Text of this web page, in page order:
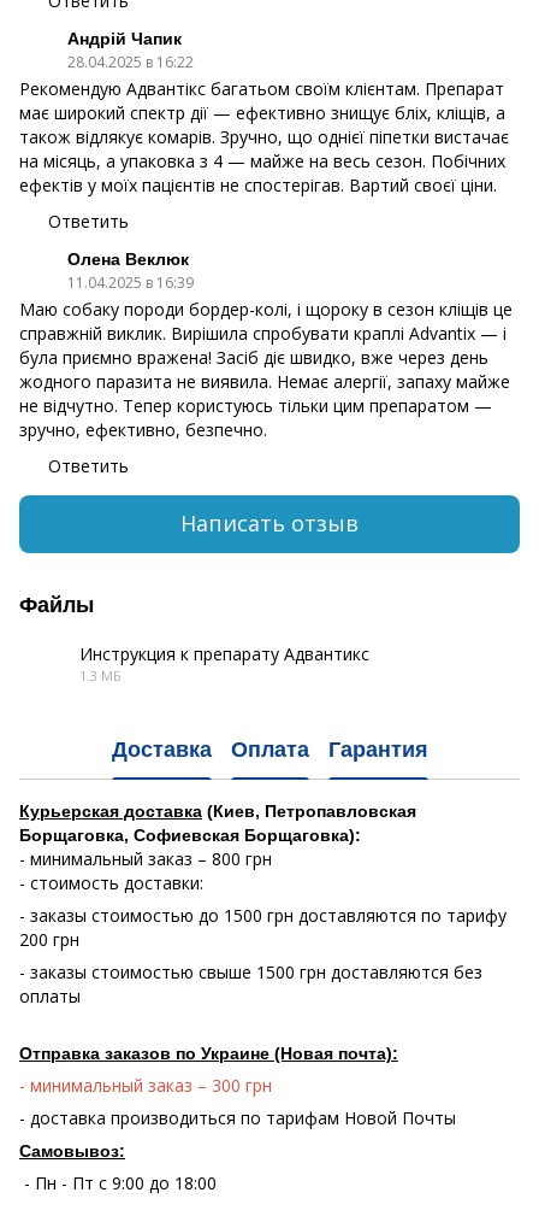
Андрій Чапик
28.04.2025 в 16:22
Рекомендую Адвантікс багатьом своїм клієнтам. Препарат
має широкий спектр дії — ефективно знищує бліх, кліщів, а
також відлякує комарів. Зручно, що однієї піпетки вистачає
на місяць, а упаковка з 4 — майже на весь сезон. Побічних
ефектів у моїх пацієнтів не спостерігав. Вартий своєї ціни.
Ответить
Олена Веклюк
11.04.2025 в 16:39
Маю собаку породи бордер-колі, і щороку в сезон кліщів це
справжній виклик. Вирішила спробувати краплі Advantix — і
була приємно вражена! Засіб діє швидко, вже через день
жодного паразита не виявила. Немає алергії, запаху майже
не відчутно. Тепер користуюсь тільки цим препаратом —
зручно, ефективно, безпечно.
Ответить
Написать отзыв
Файлы
Инструкция к препарату Адвантикс
1.3 МБ
Доставка Оплата Гарантия
Курьерская доставка (Киев, Петропавловская
Борщаговка, Софиевская Борщаговка):
- минимальный заказ – 800 грн
- стоимость доставки:
- заказы стоимостью до 1500 грн доставляются по тарифу
200 грн
- заказы стоимостью свыше 1500 грн доставляются без
оплаты
Отправка заказов по Украине (Новая почта):
- минимальный заказ – 300 грн
- доставка производиться по тарифам Новой Почты
Самовывоз:
- Пн - Пт с 9:00 до 18:00